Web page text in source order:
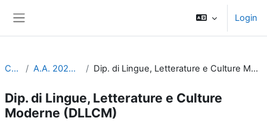
Login
Corsi A.A. 2024/2025 Dip. di Lingue, Letterature e Culture Moderne (DLLCM)
Dip. di Lingue, Letterature e Culture
Moderne (DLLCM)